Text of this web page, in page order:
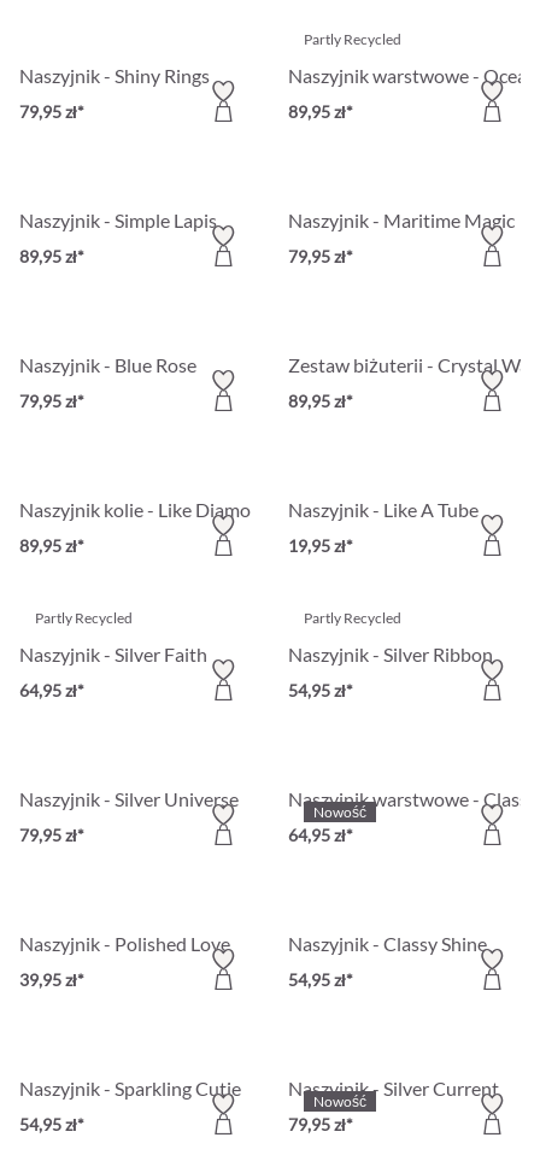
Naszyjnik - Shiny Rings
79,95 zł*
Partly Recycled
Naszyjnik warstwowe -
89,95 zł*
Naszyjnik - Simple Lapis
89,95 zł*
Naszyjnik - Maritime Magic
79,95 zł*
Naszyjnik - Blue Rose
79,95 zł*
Zestaw biżuterii - Crystal
89,95 zł*
Naszyjnik kolie - Like Diamond
89,95 zł*
Naszyjnik - Like A Tube
19,95 zł*
Partly Recycled
Naszyjnik - Silver Faith
64,95 zł*
Partly Recycled
Naszyjnik - Silver Ribbon
54,95 zł*
Naszyjnik - Silver Universe
79,95 zł*
Nowość
Naszyjnik warstwowe -
64,95 zł*
Naszyjnik - Polished Love
39,95 zł*
Naszyjnik - Classy Shine
54,95 zł*
Naszyjnik - Sparkling Cutie
54,95 zł*
Nowość
Naszyjnik - Silver Current
79,95 zł*